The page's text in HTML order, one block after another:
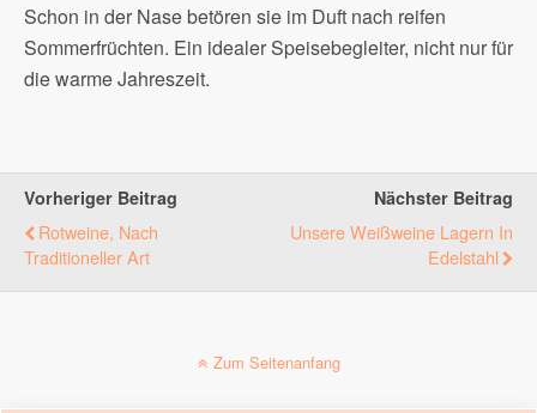
Schon in der Nase betören sie im Duft nach reifen
Sommerfrüchten. Ein idealer Speisebegleiter, nicht nur für
die warme Jahreszeit.
Vorheriger Beitrag
Rotweine, Nach
Traditioneller Art
Nächster Beitrag
Unsere Weißweine Lagern In
Edelstahl
Zum Seitenanfang